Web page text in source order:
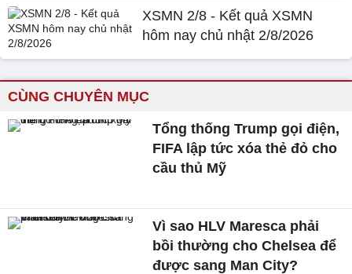
XSMN 2/8 - Kết quả XSMN
hôm nay chủ nhật 2/8/2026
CÙNG CHUYÊN MỤC
Tổng thống Trump gọi điện,
FIFA lập tức xóa thẻ đỏ cho
cầu thủ Mỹ
Vì sao HLV Maresca phải
bồi thường cho Chelsea để
được sang Man City?